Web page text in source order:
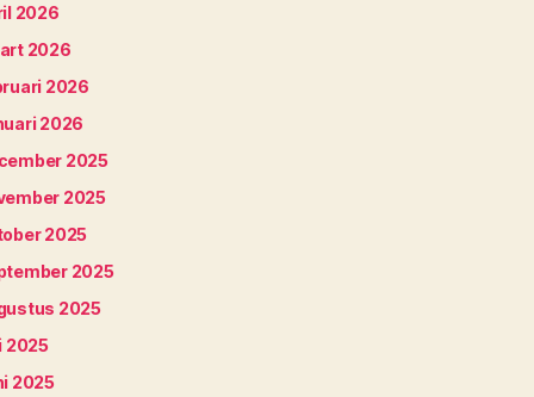
2026
2026
2026
2026
2025
2025
2025
2025
2025
2025
2025